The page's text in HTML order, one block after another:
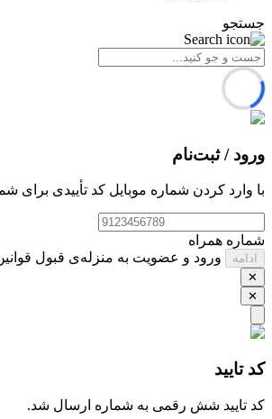
جستجو
ورود / ثبت‌نام
با وارد کردن شماره موبایل کد تأییدی برای
شماره همراه
ادامه ورود و عضویت به منزله‌ی قبول
✕
✕
کد تایید
کد تایید شش ‌رقمی به شماره ارسال شد.